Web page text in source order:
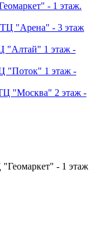
- 1 этаж.
"Арена" - 3 этаж
"Алтай" 1 этаж -
"Поток" 1 этаж -
"Москва" 2 этаж -
- 1 этаж